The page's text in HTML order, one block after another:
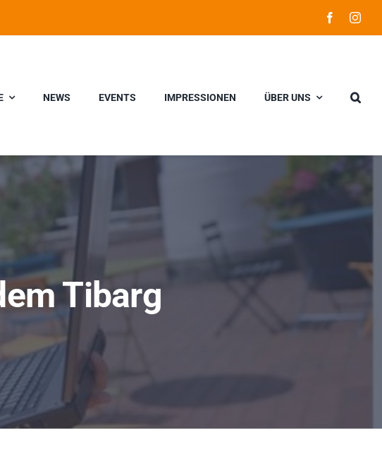
NEWS EVENTS IMPRESSIONEN ÜBER UNS
Tibarg